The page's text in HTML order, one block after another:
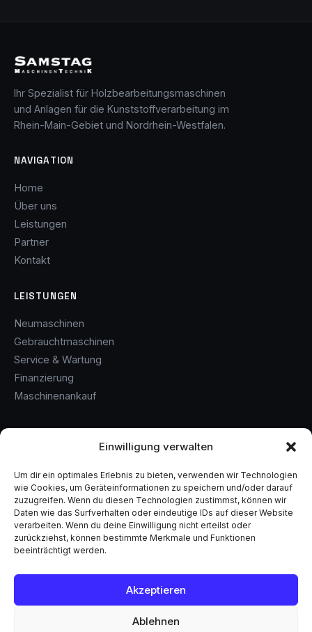
Einwilligung verwalten
Um dir ein optimales Erlebnis zu bieten, verwenden wir Technologien
wie Cookies, um Geräteinformationen zu speichern und/oder darauf
zuzugreifen. Wenn du diesen Technologien zustimmst, können wir
Daten wie das Surfverhalten oder eindeutige IDs auf dieser Website
verarbeiten. Wenn du deine Einwilligung nicht erteilst oder
zurückziehst, können bestimmte Merkmale und Funktionen
beeinträchtigt werden.
Akzeptieren
Ablehnen
Ihr Spezialist für Holzbearbeitungsmaschinen
und Anlagen für die Kunststoffverarbeitung im
Rhein-Main-Gebiet und Nordrhein-Westfalen.
NAVIGATION
Home
Über uns
Leistungen
Partner
Kontakt
LEISTUNGEN
Neumaschinen
Gebrauchtmaschinen
Service & Wartung
Finanzierung
Maschinenankauf
KONTAKT
info@samstag-maschinen.de
Flörsheim am Main
Solingen
© 2026 Samstag Maschinentechnik GmbH. Alle Rechte
vorbehalten.
ImpressumDatenschutzAGB